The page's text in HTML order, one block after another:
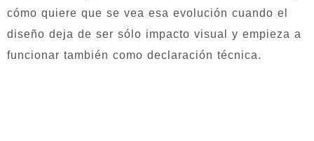
cómo quiere que se vea esa evolución cuando el
diseño deja de ser sólo impacto visual y empieza a
funcionar también como declaración técnica.